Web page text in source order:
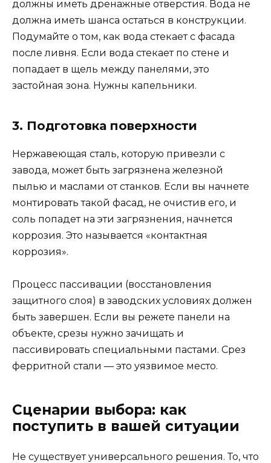
должны иметь дренажные отверстия. Вода не
должна иметь шанса остаться в конструкции.
Подумайте о том, как вода стекает с фасада
после ливня. Если вода стекает по стене и
попадает в щель между панелями, это
застойная зона. Нужны капельники.
3. Подготовка поверхности
Нержавеющая сталь, которую привезли с
завода, может быть загрязнена железной
пылью и маслами от станков. Если вы начнете
монтировать такой фасад, не очистив его, и
соль попадет на эти загрязнения, начнется
коррозия. Это называется «контактная
коррозия».
Процесс пассивации (восстановления
защитного слоя) в заводских условиях должен
быть завершен. Если вы режете панели на
объекте, срезы нужно зачищать и
пассивировать специальными пастами. Срез
ферритной стали — это уязвимое место.
Сценарии выбора: как
поступить в вашей ситуации
Не существует универсального решения. То, что